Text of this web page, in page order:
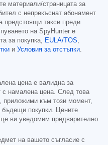
материали/страницата за
с непрекъснат абонамент
предстоящи такси преди
на SpyHunter е
за покупка, EULA/TOS,
и Условия за отстъпки.
цена е валидна за
с намалена цена. След това
приложими към този момент,
бъдещи покупки. Цените
ви уведомим предварително
на вашето съгласие с